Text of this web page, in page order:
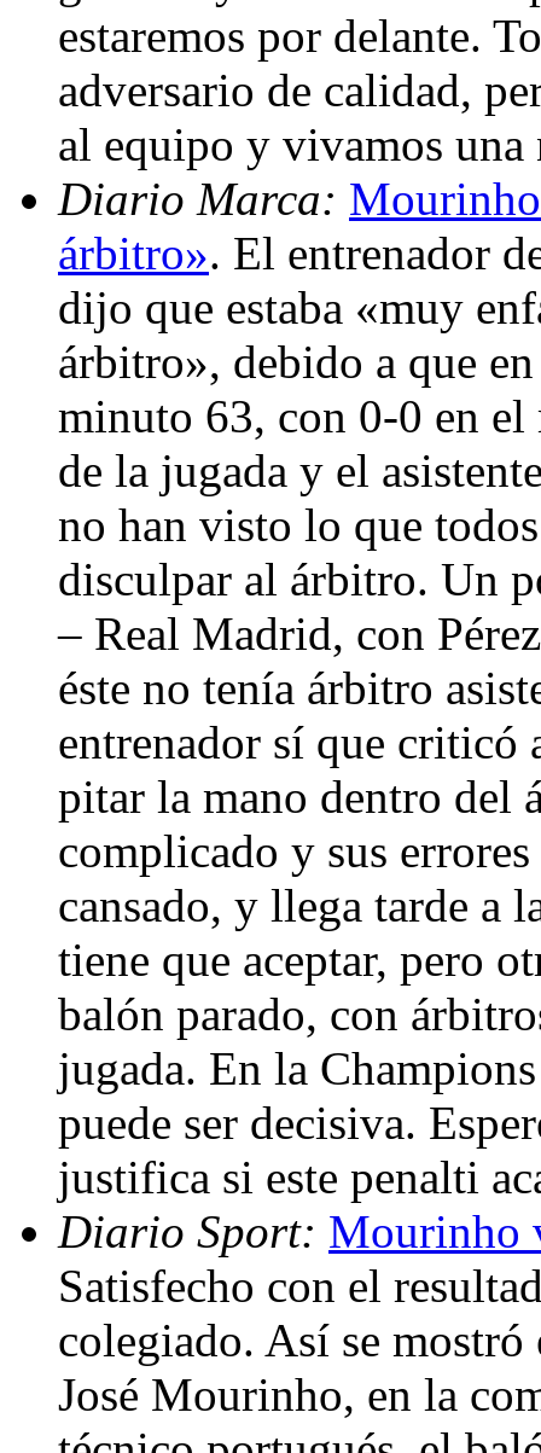
estaremos por delante.
adversario de calidad,
al equipo y vivamos
Diario Marca:
árbitro». El entrenador
dijo que estaba «muy
árbitro», debido a que
minuto 63, con 0-0 en el
de la jugada y el
no han visto lo que
disculpar al árbitro. Un
– Real Madrid, con
éste no tenía árbitro
entrenador sí que criticó
pitar la mano dentro del
complicado y sus
cansado, y llega tarde a
tiene que aceptar, pero
balón parado, con
jugada. En la
puede ser decisiva.
justifica si este penalti
Diario Sport: Mourinho
Satisfecho con el
colegiado. Así se
José Mourinho, en la